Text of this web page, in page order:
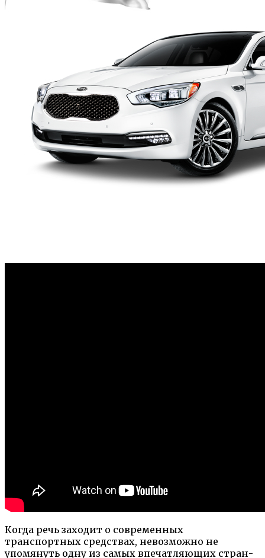
Когда речь заходит о современных
транспортных средствах, невозможно не
упомянуть одну из самых впечатляющих стран-